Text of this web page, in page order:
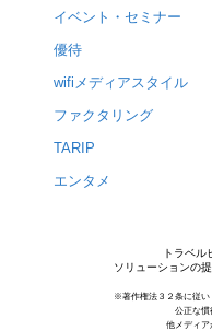
イベント・セミナー
優待
wifiメディアスタイル
ファクタリング
TARIP
エンタメ
トラベル
ソリューションの
※著作権法３２条に従い
公正な慣
他メディア